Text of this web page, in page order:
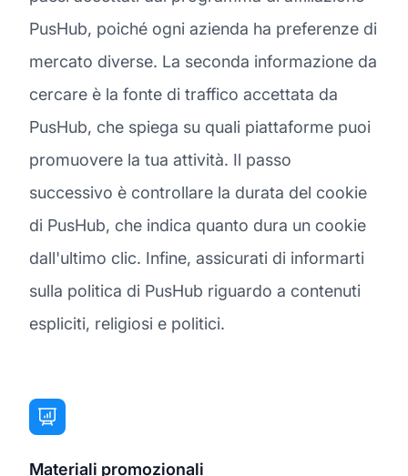
PusHub, poiché ogni azienda ha preferenze di
mercato diverse. La seconda informazione da
cercare è la fonte di traffico accettata da
PusHub, che spiega su quali piattaforme puoi
promuovere la tua attività. Il passo
successivo è controllare la durata del cookie
di PusHub, che indica quanto dura un cookie
dall'ultimo clic. Infine, assicurati di informarti
sulla politica di PusHub riguardo a contenuti
espliciti, religiosi e politici.
Materiali promozionali